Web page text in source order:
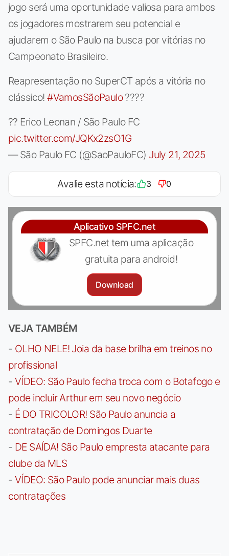
jogo será uma oportunidade valiosa para ambos
os jogadores mostrarem seu potencial e
ajudarem o São Paulo na busca por vitórias no
Campeonato Brasileiro.
Reapresentação no SuperCT após a vitória no
clássico!#VamosSãoPaulo????
?? Erico Leonan / São Paulo FC
pic.twitter.com/JQKx2zsO1G
— São Paulo FC (@SaoPauloFC) July 21, 2025
Avalie esta notícia: 3 0
Aplicativo SPFC.net
SPFC.net tem uma aplicação
gratuita para android!
Download
VEJA TAMBÉM
- OLHO NELE! Joia da base brilha em treinos no
profissional
- VÍDEO: São Paulo fecha troca com o Botafogo e
pode incluir Arthur em seu novo negócio
- É DO TRICOLOR! São Paulo anuncia a
contratação de Domingos Duarte
- DE SAÍDA! São Paulo empresta atacante para
clube da MLS
- VÍDEO: São Paulo pode anunciar mais duas
contratações